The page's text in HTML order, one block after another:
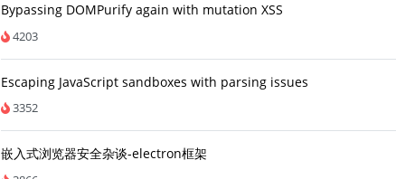
Bypassing DOMPurify again with mutation XSS
4203
Escaping JavaScript sandboxes with parsing issues
3352
嵌入式浏览器安全杂谈-electron框架